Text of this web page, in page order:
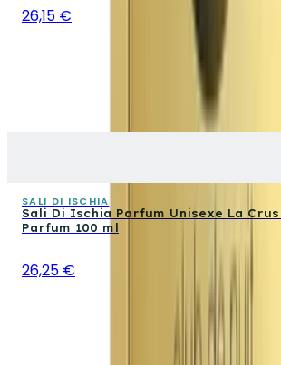
26,15 €
SALI DI ISCHIA
Sali Di Ischia Parfum Unisexe La
Parfum 100 ml
26,25 €